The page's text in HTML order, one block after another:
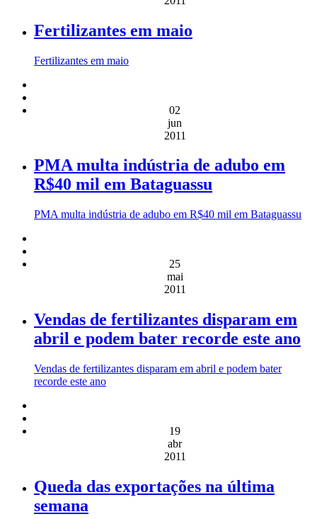
Fertilizantes em maio
Fertilizantes em maio
02
jun
2011
PMA multa indústria de adubo em
R$40 mil em Bataguassu
PMA multa indústria de adubo em R$40 mil em Bataguassu
25
mai
2011
Vendas de fertilizantes disparam em
abril e podem bater recorde este ano
Vendas de fertilizantes disparam em abril e podem bater
recorde este ano
19
abr
2011
Queda das exportações na última
semana